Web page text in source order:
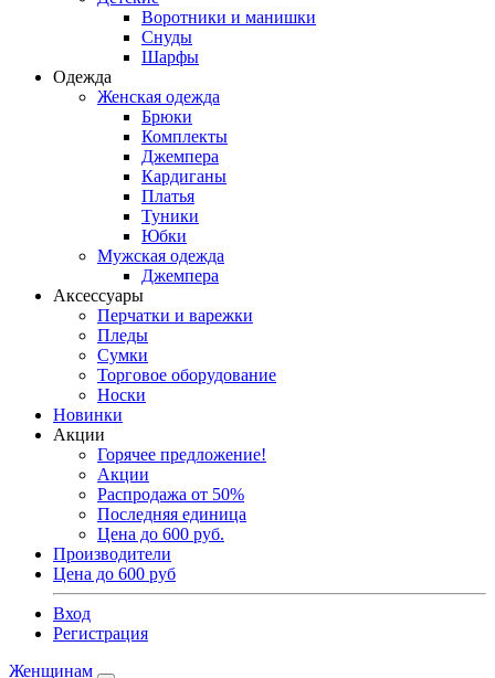
Воротники и манишки
Снуды
Шарфы
Одежда
Женская одежда
Брюки
Комплекты
Джемпера
Кардиганы
Платья
Туники
Юбки
Мужская одежда
Джемпера
Аксессуары
Перчатки и варежки
Пледы
Сумки
Торговое оборудование
Носки
Новинки
Акции
Горячее предложение!
Акции
Распродажа от 50%
Последняя единица
Цена до 600 руб.
Производители
Цена до 600 руб
Вход
Регистрация
Женщинам